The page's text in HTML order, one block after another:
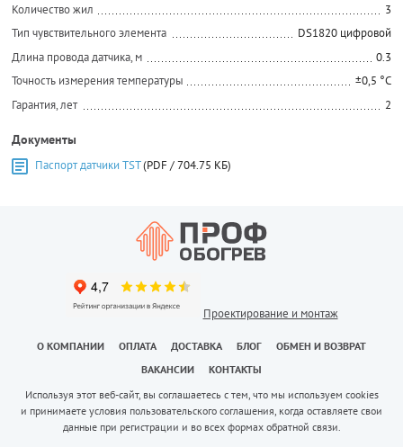
Количество жил
3
Тип чувствительного элемента
DS1820 цифровой
Длина провода датчика, м
0.3
Точность измерения температуры
±0,5 °C
Гарантия, лет
2
Документы
Паспорт датчики TST(PDF / 704.75 КБ)
Проектирование и монтаж
О КОМПАНИИ ОПЛАТА ДОСТАВКА БЛОГ
ОБМЕН И ВОЗВРАТ
ВАКАНСИИ
КОНТАКТЫ
Используя этот веб-сайт, вы соглашаетесь с тем, что мы используем cookies
и принимаете условия пользовательского соглашения, когда оставляете свои
данные при регистрации и во всех формах обратной связи.